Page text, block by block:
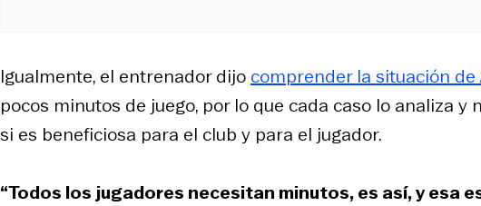
Igualmente, el entrenador dijo comprender la situación de
pocos minutos de juego, por lo que cada caso lo analiza
si es beneficiosa para el club y para el jugador.
“Todos los jugadores necesitan minutos, es así, y esa